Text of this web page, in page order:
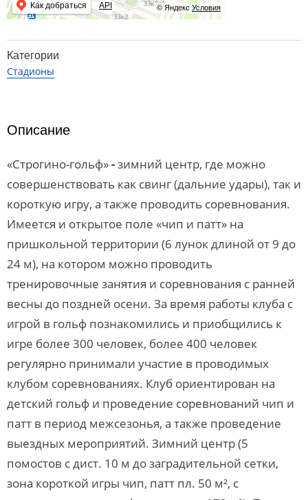
© Яндекс Условия
Как добраться API
Категории
Стадионы
Описание
«Строгино-гольф»-зимний центр, где можно
совершенствовать как свинг (дальние удары), так и
короткую игру, а также проводить соревнования.
Имеется и открытое поле «чип и патт» на
пришкольной территории (6 лунок длиной от 9 до
24 м), на котором можно проводить
тренировочные занятия и соревнования с ранней
весны до поздней осени. За время работы клуба с
игрой в гольф познакомились и приобщились к
игре более 300 человек, более 400 человек
регулярно принимали участие в проводимых
клубом соревнованиях. Клуб ориентирован на
детский гольф и проведение соревнований чип и
патт в период межсезонья, а также проведение
выездных мероприятий. Зимний центр (5
помостов с дист. 10 м до заградительной сетки,
зона короткой игры чип, патт пл. 50 м², с